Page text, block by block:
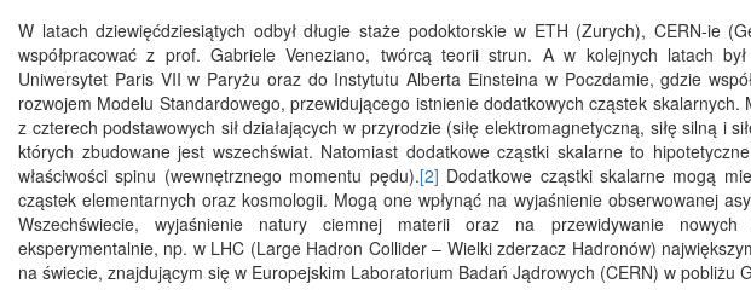
W latach dziewięćdziesiątych odbył długie staże podoktorskie w ETH (Zurych), CERN-ie
współpracować z prof. Gabriele Veneziano, twórcą teorii strun. A w kolejnych latach
Uniwersytet Paris VII w Paryżu oraz do Instytutu Alberta Einsteina w Poczdamie, gdzie
rozwojem Modelu Standardowego, przewidującego istnienie dodatkowych cząstek
z czterech podstawowych sił działających w przyrodzie (siłę elektromagnetyczną, siłę silną i
których zbudowane jest wszechświat. Natomiast dodatkowe cząstki skalarne to
właściwości spinu (wewnętrznego momentu pędu).[2] Dodatkowe cząstki skalarne mogą
cząstek elementarnych oraz kosmologii. Mogą one wpłynąć na wyjaśnienie obserwowanej
Wszechświecie, wyjaśnienie natury ciemnej materii oraz na przewidywanie
eksperymentalnie, np. w LHC (Large Hadron Collider – Wielki zderzacz Hadronów)
na świecie, znajdującym się w Europejskim Laboratorium Badań Jądrowych (CERN) w pobliżu